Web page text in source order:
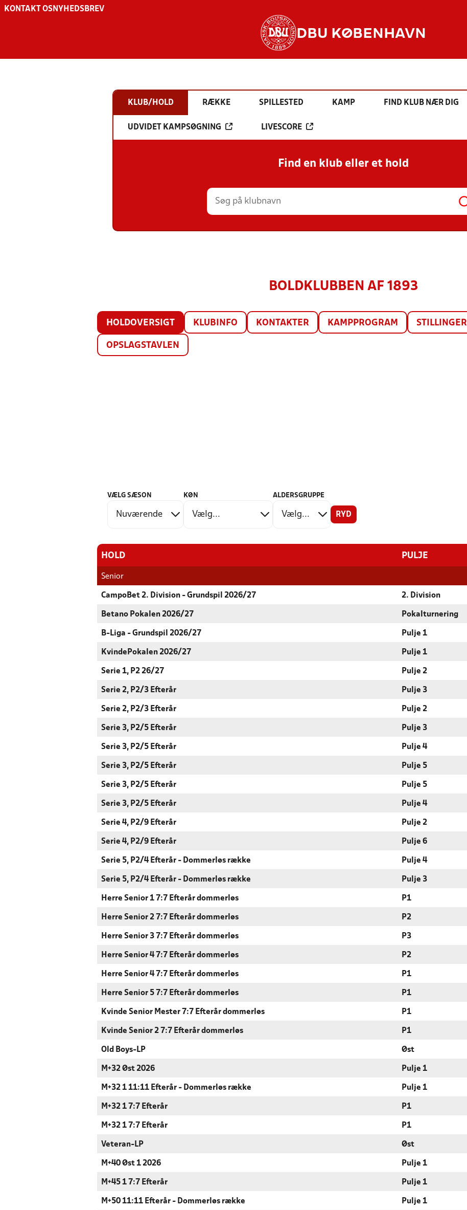
KONTAKT OS NYHEDSBREV
DBU KØBENHAVN
KLUB/HOLD RÆKKE SPILLESTED KAMP FIND KLUB NÆR DIG
UDVIDET KAMPSØGNING LIVESCORE
Find en klub eller et hold
BOLDKLUBBEN AF 1893
HOLDOVERSIGT KLUBINFO KONTAKTER KAMPPROGRAM STILLINGER
OPSLAGSTAVLEN
VÆLG SÆSON KØN ALDERSGRUPPE
RYD
HOLD PULJE
Senior
CampoBet 2. Division - Grundspil 2026/27 2. Division
Betano Pokalen 2026/27 Pokalturnering
B-Liga - Grundspil 2026/27 Pulje 1
KvindePokalen 2026/27 Pulje 1
Serie 1, P2 26/27 Pulje 2
Serie 2, P2/3 Efterår Pulje 3
Serie 2, P2/3 Efterår Pulje 2
Serie 3, P2/5 Efterår Pulje 3
Serie 3, P2/5 Efterår Pulje 4
Serie 3, P2/5 Efterår Pulje 5
Serie 3, P2/5 Efterår Pulje 5
Serie 3, P2/5 Efterår Pulje 4
Serie 4, P2/9 Efterår Pulje 2
Serie 4, P2/9 Efterår Pulje 6
Serie 5, P2/4 Efterår - Dommerløs række Pulje 4
Serie 5, P2/4 Efterår - Dommerløs række Pulje 3
Herre Senior 1 7:7 Efterår dommerløs P1
Herre Senior 2 7:7 Efterår dommerløs P2
Herre Senior 3 7:7 Efterår dommerløs P3
Herre Senior 4 7:7 Efterår dommerløs P2
Herre Senior 4 7:7 Efterår dommerløs P1
Herre Senior 5 7:7 Efterår dommerløs P1
Kvinde Senior Mester 7:7 Efterår dommerløs P1
Kvinde Senior 2 7:7 Efterår dommerløs P1
Old Boys-LP Øst
M+32 Øst 2026 Pulje 1
M+32 1 11:11 Efterår - Dommerløs række Pulje 1
M+32 1 7:7 Efterår P1
M+32 1 7:7 Efterår P1
Veteran-LP Øst
M+40 Øst 1 2026 Pulje 1
M+45 1 7:7 Efterår Pulje 1
M+50 11:11 Efterår - Dommerløs række Pulje 1